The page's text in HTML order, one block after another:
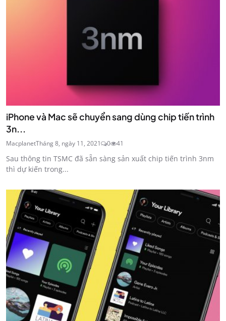
iPhone và Mac sẽ chuyển sang dùng chip tiến trình
3n...
MacplanetTháng 8, ngày 11, 2021 0 41
Sau thông tin TSMC đã sẵn sàng sản xuất chip tiến trình 3nm
thì dự kiến trong...